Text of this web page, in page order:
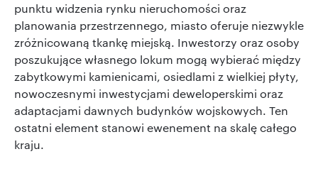
punktu widzenia rynku nieruchomości oraz
planowania przestrzennego, miasto oferuje niezwykle
zróżnicowaną tkankę miejską. Inwestorzy oraz osoby
poszukujące własnego lokum mogą wybierać między
zabytkowymi kamienicami, osiedlami z wielkiej płyty,
nowoczesnymi inwestycjami deweloperskimi oraz
adaptacjami dawnych budynków wojskowych. Ten
ostatni element stanowi ewenement na skalę całego
kraju.